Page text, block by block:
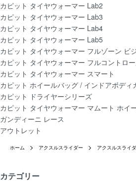
カピット タイヤウォーマー Lab2
カピット タイヤウォーマー Lab3
カピット タイヤウォーマー Lab4
カピット タイヤウォーマー Lab5
カピット タイヤウォーマー フルゾーン ビ
カピット タイヤウォーマー フルコントロ
カピット タイヤウォーマー スマート
カピット ホイールバッグ / インドアボディ
カピット ドライヤーシリーズ
カピット タイヤウォーマー マムート ホイ
ガンディーニ レース
アウトレット
ホーム アクスルスライダー アクスルスライ
カテゴリー